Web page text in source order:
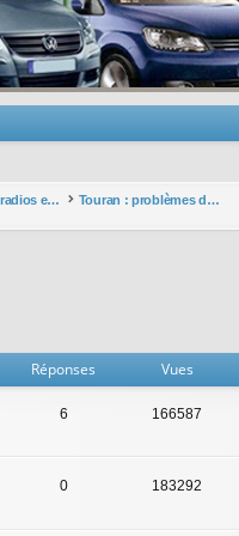
Touran : autoradios et GPS Touran : problèmes d'autoradio, de GPS et de DVD
Réponses Vues
6 166587
0 183292